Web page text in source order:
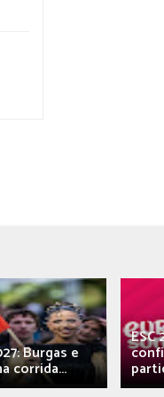
Burgas e
corrida...
ESC